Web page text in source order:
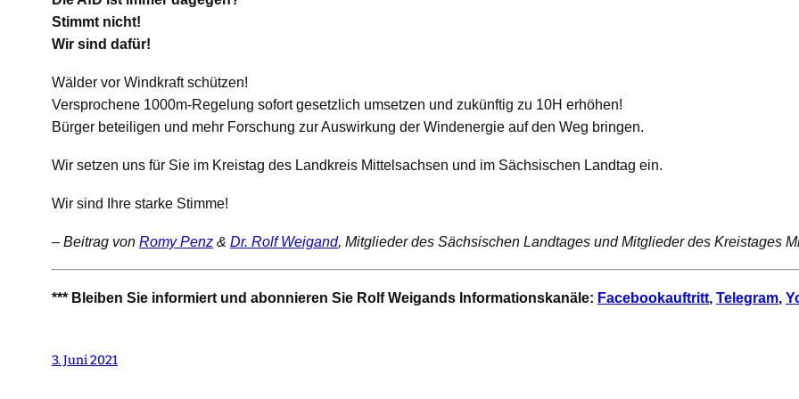
Stimmt nicht!
Wir sind dafür!
Wälder vor Windkraft schützen!
Versprochene 1000m-Regelung sofort gesetzlich umsetzen und zukünftig zu 10H erhöhen!
Bürger beteiligen und mehr Forschung zur Auswirkung der Windenergie auf den Weg bringen.
Wir setzen uns für Sie im Kreistag des Landkreis Mittelsachsen und im Sächsischen Landtag ein.
Wir sind Ihre starke Stimme!
– Beitrag von Romy Penz & Dr. Rolf Weigand, Mitglieder des Sächsischen Landtages und Mitglieder des Kreistages
*** Bleiben Sie informiert und abonnieren Sie Rolf Weigands Informationskanäle: Facebookauftritt, Telegram,
3. Juni 2021